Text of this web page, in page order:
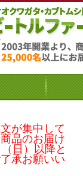
が集中して
品のお届け
日）以降と
承お願いい